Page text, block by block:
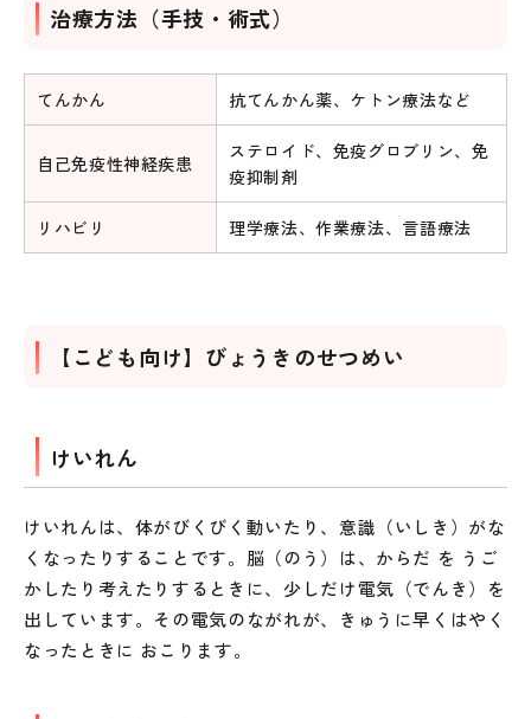
治療方法（手技・術式）
てんかん 抗てんかん薬、ケトン療法など
自己免疫性神経疾患
ステロイド、免疫グロブリン、免
疫抑制剤
リハビリ 理学療法、作業療法、言語療法
【こども向け】びょうきのせつめい
けいれん
けいれんは、体がびくびく動いたり、意識（いしき）がな
くなったりすることです。脳（のう）は、からだ を うご
かしたり考えたりするときに、少しだけ電気（でんき）を
出しています。その電気のながれが、きゅうに早くはやく
なったときに おこります。